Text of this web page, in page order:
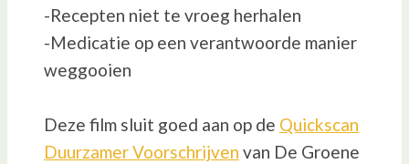
-Recepten niet te vroeg herhalen
-Medicatie op een verantwoorde manier
weggooien
Deze film sluit goed aan op de Quickscan
Duurzamer Voorschrijven van De Groene